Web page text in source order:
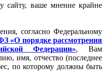
сайту, ваше мнение крайне
согласно Федеральному
«О порядке рассмотрения
Федерации», Вам
имя, отчество (последнее
по которому должны быть